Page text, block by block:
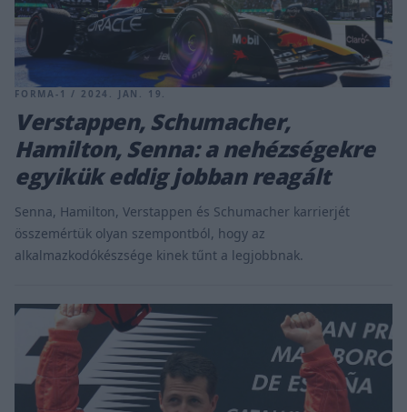
FORMA-1 / 2024. JAN. 19.
Verstappen, Schumacher,
Hamilton, Senna: a nehézségekre
egyikük eddig jobban reagált
Senna, Hamilton, Verstappen és Schumacher karrierjét
összemértük olyan szempontból, hogy az
alkalmazkodókészsége kinek tűnt a legjobbnak.